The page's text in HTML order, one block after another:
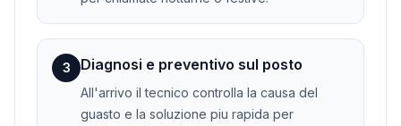
3 Diagnosi e preventivo sul posto
All'arrivo il tecnico controlla la causa del
guasto e la soluzione piu rapida per